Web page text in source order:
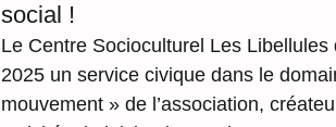
social !
Le Centre Socioculturel Les
2025 un service civique dans le
mouvement » de l’association,